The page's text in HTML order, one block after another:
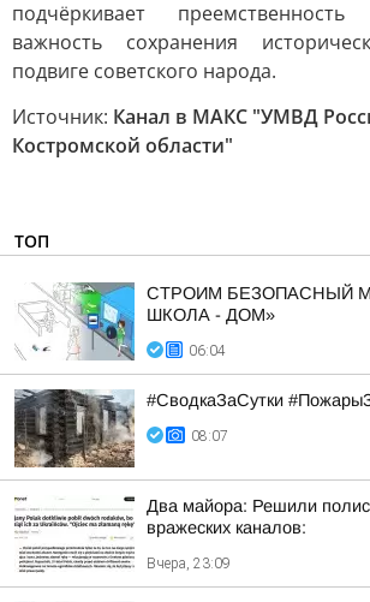
подчёркивает
важность сохранения
подвиге советского народа.
Источник: Канал в МАКС "УМВД
Костромской области"
ТОП
СТРОИМ БЕЗОПАСНЫЙ
ШКОЛА - ДОМ»
06:04
#СводкаЗаСутки
08:07
Два майора: Решили
вражеских каналов:
Вчера, 23:09